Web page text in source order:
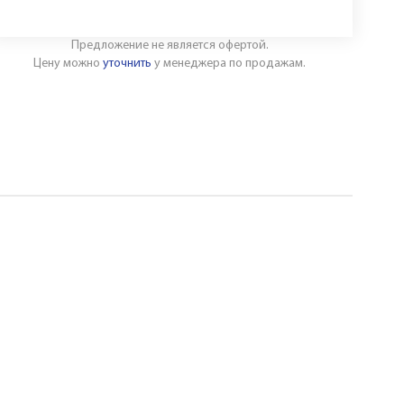
Предложение не является офертой.
Цену можноуточнить у менеджера по продажам.